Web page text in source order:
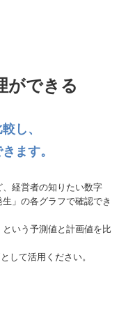
ができる
し、
ます。
経営者の知りたい数字
」の各グラフで確認でき
いう予測値と計画値を比
して活用ください。